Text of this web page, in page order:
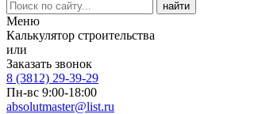
Меню
Калькулятор строительства
или
Заказать звонок
8 (3812) 29-39-29
Пн-вс 9:00-18:00
absolutmaster@list.ru